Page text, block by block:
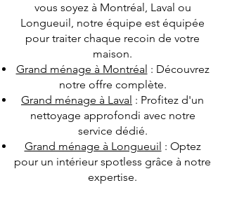
vous soyez à Montréal, Laval ou
Longueuil, notre équipe est équipée
pour traiter chaque recoin de votre
maison.
Grand ménage à Montréal : Découvrez
notre offre complète.
Grand ménage à Laval : Profitez d'un
nettoyage approfondi avec notre
service dédié.
Grand ménage à Longueuil : Optez
pour un intérieur spotless grâce à notre
expertise.